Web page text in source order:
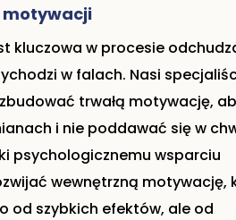
kluczowa w procesie
w falach. Nasi
trwałą motywację,
i nie poddawać się w
psychologicznemu wsparciu
wewnętrzną motywację,
od szybkich efektów, ale od